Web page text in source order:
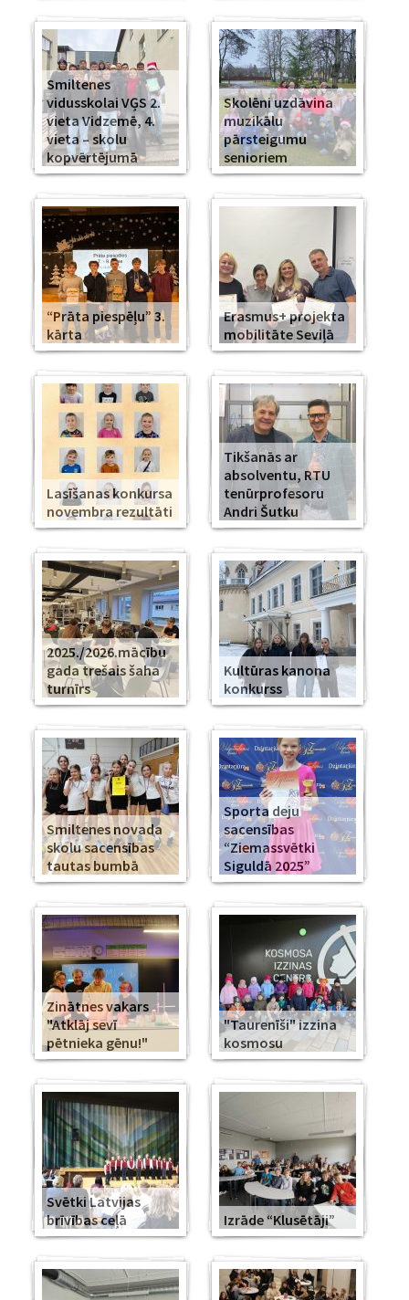
Smiltenes
vidusskolai VĢS 2.
vieta Vidzemē, 4.
vieta – skolu
kopvērtējumā
Skolēni uzdāvina
muzikālu
pārsteigumu
senioriem
“Prāta piespēļu” 3.
kārta
Erasmus+ projekta
mobilitāte Seviļā
Lasīšanas konkursa
novembra rezultāti
Tikšanās ar
absolventu, RTU
tenūrprofesoru
Andri Šutku
2025./2026.mācību
gada trešais šaha
turnīrs
Kultūras kanona
konkurss
Smiltenes novada
skolu sacensības
tautas bumbā
Sporta deju
sacensības
“Ziemassvētki
Siguldā 2025”
Zinātnes vakars
"Atklāj sevī
pētnieka gēnu!"
"Taurenīši" izzina
kosmosu
Svētki Latvijas
brīvības ceļā
Izrāde “Klusētāji”